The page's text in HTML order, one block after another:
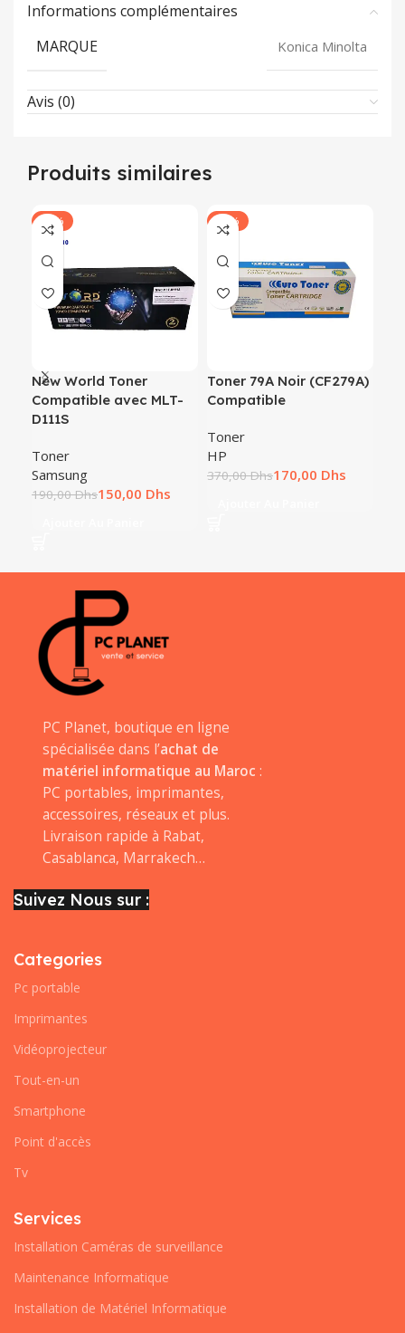
Informations complémentaires
MARQUE
Konica Minolta
Avis (0)
Produits similaires
-21%
New World Toner
Compatible avec MLT-
D111S
Toner
Samsung
190,00Dhs150,00 Dhs
-54%
Toner 79A Noir (CF279A)
Compatible
Toner
HP
370,00Dhs170,00 Dhs
PC Planet, boutique en ligne
spécialisée dans l’achat de
matériel informatique au Maroc :
PC portables, imprimantes,
accessoires, réseaux et plus.
Livraison rapide à Rabat,
Casablanca, Marrakech…
Suivez Nous sur :
Categories
Pc portable
Imprimantes
Vidéoprojecteur
Tout-en-un
Smartphone
Point d'accès
Tv
Services
Installation Caméras de surveillance
Maintenance Informatique
Installation de Matériel Informatique